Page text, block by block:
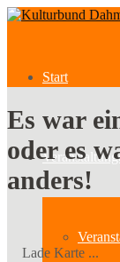
Start
Es war
oder es
anders!
Lade Karte ...